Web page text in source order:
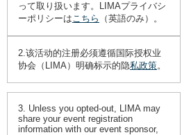
って取り扱います。LIMAプライバシ
ーポリシーはこちら （英語のみ）。
2.该活动的注册必须遵循国际授权业
协会（LIMA）明确标示的隐私政策。
3. Unless you opted-out, LIMA may
share your event registration
information with our event sponsor,